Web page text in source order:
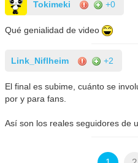
Tokimeki +0
Qué genialidad de video
Link_Niflheim +2
El final es subime, cuánto se
por y para fans.
Así son los reales seguidores de